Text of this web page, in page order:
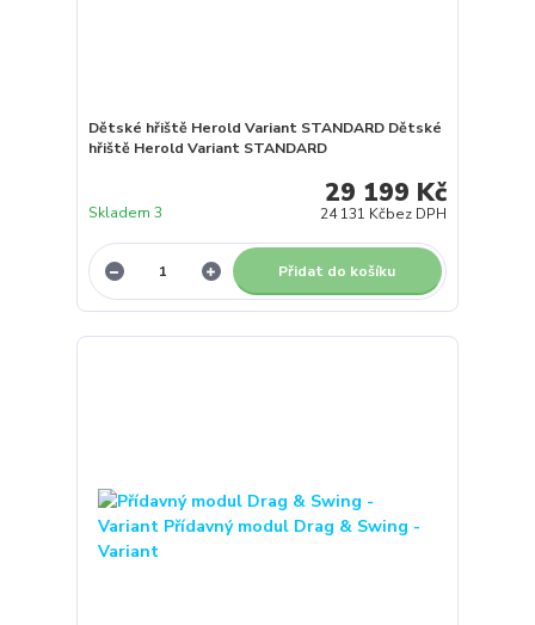
Dětské hřiště Herold Variant STANDARD Dětské
hřiště Herold Variant STANDARD
29 199 Kč
24 131 Kčbez DPH
Skladem 3
Přidat do košíku